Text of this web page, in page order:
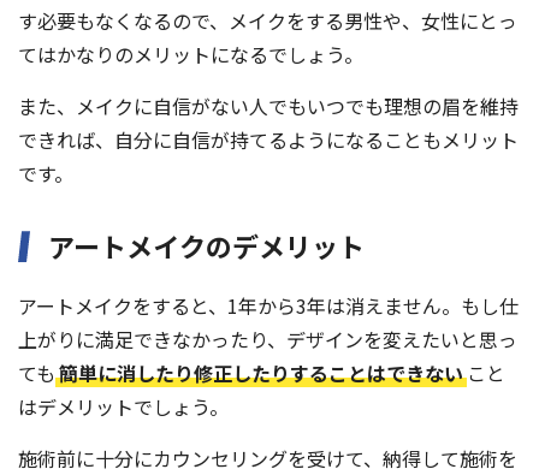
す必要もなくなるので、メイクをする男性や、女性にとっ
てはかなりのメリットになるでしょう。
また、メイクに自信がない人でもいつでも理想の眉を維持
できれば、自分に自信が持てるようになることもメリット
です。
アートメイクのデメリット
アートメイクをすると、1年から3年は消えません。もし仕
上がりに満足できなかったり、デザインを変えたいと思っ
ても 簡単に消したり修正したりすることはできない こと
はデメリットでしょう。
施術前に十分にカウンセリングを受けて、納得して施術を